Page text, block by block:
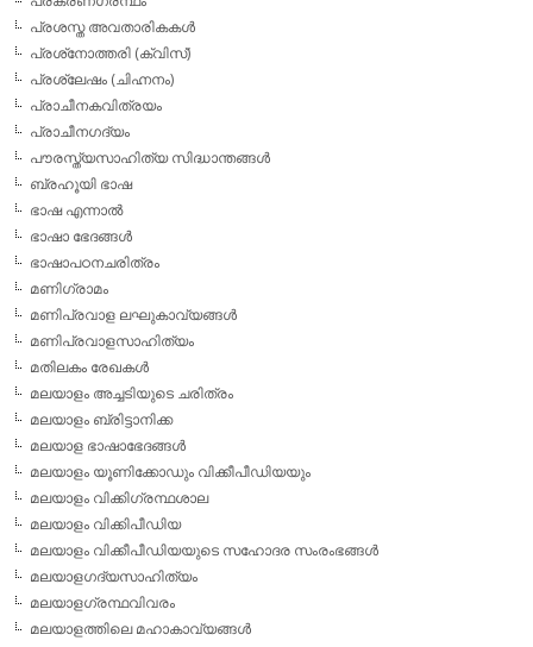
പ്രശസ്ത അവതാരികകള്‍
പ്രശ്‌നോത്തരി (ക്വിസ്)
പ്രശ്ലേഷം (ചിഹ്നനം)
പ്രാചീനകവിത്രയം
പ്രാചീനഗദ്യം
പൗരസ്ത്യസാഹിത്യ സിദ്ധാന്തങ്ങള്‍
ബ്രഹൂയി ഭാഷ
ഭാഷ എന്നാല്‍
ഭാഷാ ഭേദങ്ങള്‍
ഭാഷാപഠനചരിത്രം
മണിഗ്രാമം
മണിപ്രവാള ലഘുകാവ്യങ്ങള്‍
മണിപ്രവാളസാഹിത്യം
മതിലകം രേഖകള്‍
മലയാളം അച്ചടിയുടെ ചരിത്രം
മലയാളം ബ്രിട്ടാനിക്ക
മലയാള ഭാഷാഭേദങ്ങള്‍
മലയാളം യൂണിക്കോഡും വിക്കീപീഡിയയും
മലയാളം വിക്കിഗ്രന്ഥശാല
മലയാളം വിക്കിപീഡിയ
മലയാളം വിക്കീപീഡിയയുടെ സഹോദര സംരംഭങ്ങള്‍
മലയാളഗദ്യസാഹിത്യം
മലയാളഗ്രന്ഥവിവരം
മലയാളത്തിലെ മഹാകാവ്യങ്ങള്‍